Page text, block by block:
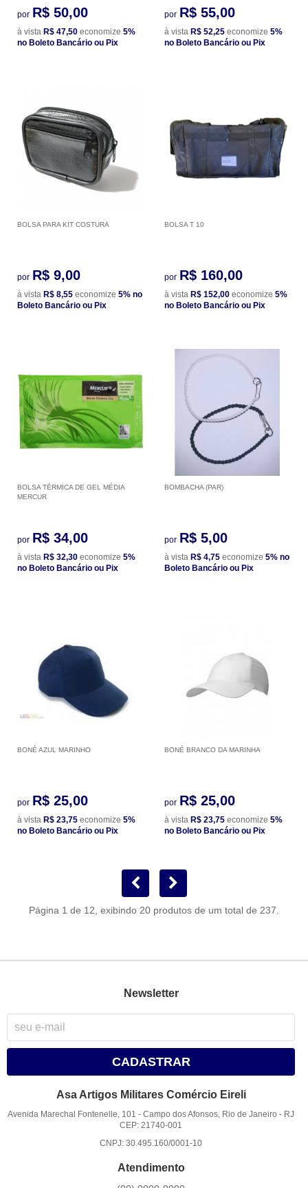
por R$ 50,00
à vista R$ 47,50 economize 5%
no Boleto Bancário ou Pix
por R$ 55,00
à vista R$ 52,25 economize 5%
no Boleto Bancário ou Pix
BOLSA PARA KIT COSTURA
por R$ 9,00
à vista R$ 8,55 economize 5% no
Boleto Bancário ou Pix
BOLSA T 10
por R$ 160,00
à vista R$ 152,00 economize 5%
no Boleto Bancário ou Pix
BOLSA TÉRMICA DE GEL MÉDIA
MERCUR
por R$ 34,00
à vista R$ 32,30 economize 5%
no Boleto Bancário ou Pix
BOMBACHA (PAR)
por R$ 5,00
à vista R$ 4,75 economize 5% no
Boleto Bancário ou Pix
BONÉ AZUL MARINHO
por R$ 25,00
à vista R$ 23,75 economize 5%
no Boleto Bancário ou Pix
BONÉ BRANCO DA MARINHA
por R$ 25,00
à vista R$ 23,75 economize 5%
no Boleto Bancário ou Pix
Página 1 de 12, exibindo 20 produtos de um total de 237.
Newsletter
CADASTRAR
Asa Artigos Militares Comércio Eireli
Avenida Marechal Fontenelle, 101 -Campo dos Afonsos, Rio de Janeiro - RJ
CEP: 21740-001
CNPJ: 30.495.160/0001-10
Atendimento